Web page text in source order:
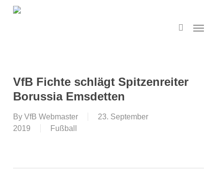
Skip
Menu
VfB Fichte schlägt Spitzenreiter
Borussia Emsdetten
By VfB Webmaster
23. September
2019
Fußball